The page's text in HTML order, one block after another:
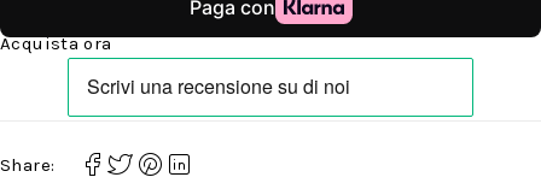
Acquista ora
Share: